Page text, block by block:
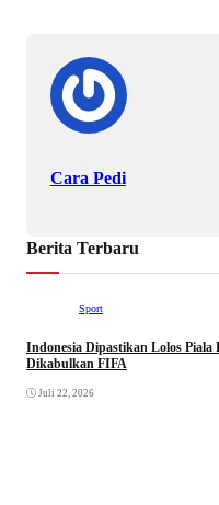
Cara Pedi
Berita Terbaru
Sport
Indonesia Dipastikan Lolos Piala
Dikabulkan FIFA
Juli 22, 2026